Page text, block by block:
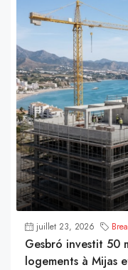
juillet 23, 2026
Gesbró investit 50
logements à Mijas